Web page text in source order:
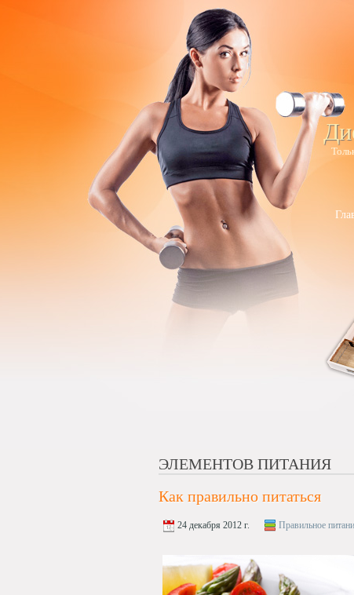
ЭЛЕМЕНТОВ ПИТАНИЯ
Как правильно питаться
24 декабря 2012 г. Правильное